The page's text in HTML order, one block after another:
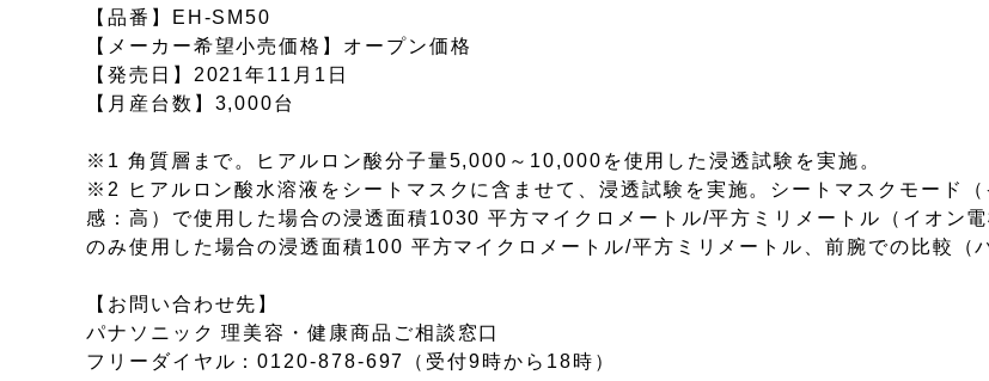
【品番】EH-SM50
【メーカー希望小売価格】オープン価格
【発売日】2021年11月1日
【月産台数】3,000台
※1 角質層まで。ヒアルロン酸分子量5,000～10,000を使用した浸透試験を実施。
※2 ヒアルロン酸水溶液をシートマスクに含ませて、浸透試験を実施。シートマスクモード（
感：高）で使用した場合の浸透面積1030 平方マイクロメートル/平方ミリメートル（イオン
のみ使用した場合の浸透面積100 平方マイクロメートル/平方ミリメートル、前腕での比較（
【お問い合わせ先】
パナソニック 理美容・健康商品ご相談窓口
フリーダイヤル：0120-878-697（受付9時から18時）